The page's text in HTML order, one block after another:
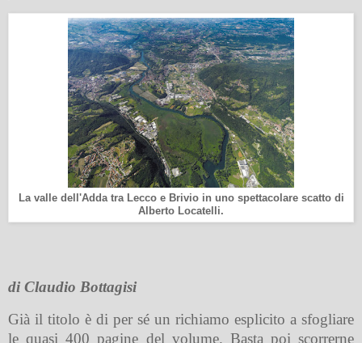
La valle dell'Adda tra Lecco e Brivio in uno spettacolare scatto di
Alberto Locatelli.
di Claudio Bottagisi
Già il titolo è di per sé un richiamo esplicito a sfogliare
le quasi 400 pagine del volume. Basta poi scorrerne